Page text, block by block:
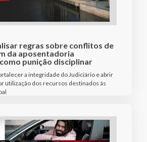
regras sobre conflitos de
da aposentadoria
punição disciplinar
a integridade do Judiciário e abrir
utilização dos recursos destinados às